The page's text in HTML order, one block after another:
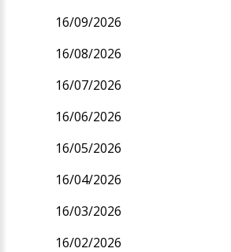
16/09/2026
16/08/2026
16/07/2026
16/06/2026
16/05/2026
16/04/2026
16/03/2026
16/02/2026